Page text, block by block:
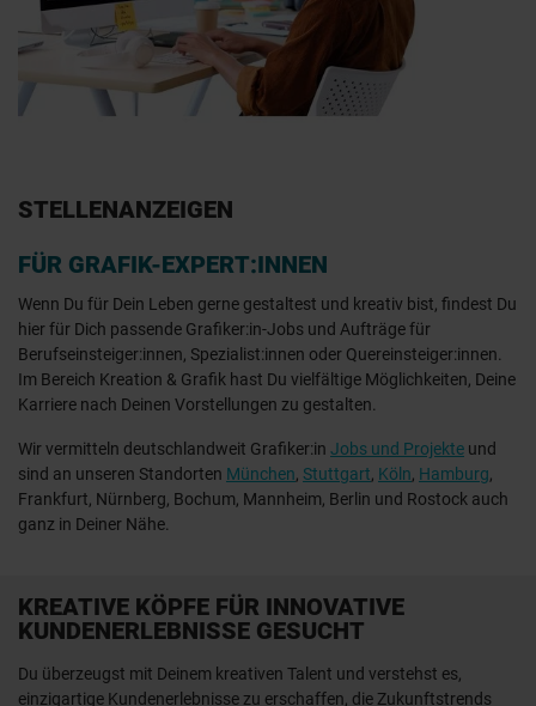
STELLENANZEIGEN
FÜR GRAFIK-EXPERT:INNEN
Wenn Du für Dein Leben gerne gestaltest und kreativ bist, findest Du
hier für Dich passende Grafiker:in-Jobs und Aufträge für
Berufseinsteiger:innen, Spezialist:innen oder Quereinsteiger:innen.
Im Bereich Kreation & Grafik hast Du vielfältige Möglichkeiten, Deine
Karriere nach Deinen Vorstellungen zu gestalten.
Wir vermitteln deutschlandweit Grafiker:in Jobs und Projekte und
sind an unseren Standorten München, Stuttgart, Köln, Hamburg,
Frankfurt, Nürnberg, Bochum, Mannheim, Berlin und Rostock auch
ganz in Deiner Nähe.
KREATIVE KÖPFE FÜR INNOVATIVE
KUNDENERLEBNISSE GESUCHT
Du überzeugst mit Deinem kreativen Talent und verstehst es,
einzigartige Kundenerlebnisse zu erschaffen, die Zukunftstrends